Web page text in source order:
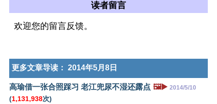
读者留言
欢迎您的留言反馈。
更多文章导读： 2014年5月8日
高瑜借一张合照踩习 老江兜尿不湿还露点 🖼️▶️ 2014/5/10
(1,131,938次)